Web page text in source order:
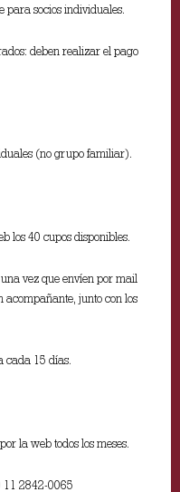
individuales.
realizar el pago
(no grupo familiar).
cupos disponibles.
que envíen por mail
acompañante, junto con los
15 días.
todos los meses.
2842-0065